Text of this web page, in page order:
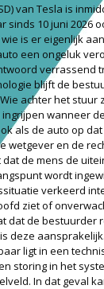
van Tesla is
sinds 10 juni 2026
is er eigenlijk
een ongeluk
verrassend
blijft de
achter het stuur
wanneer
als de auto op
wetgever en de
de mens de
wordt
verkeerd
ziet of
dat de bestuurder
deze
ligt in een
storing in het
In dat geval